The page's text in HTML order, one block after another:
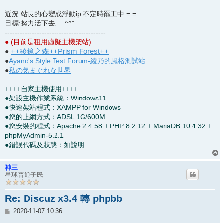
近況:站長的心變成浮動ip.不定時罷工中.= =
目標:努力活下去,....^^"
-----------------------------------------
● (目前是租用虛擬主機架站)
● ++稜鏡之森++Prism Forest++
●Ayano's Style Test Forum-綾乃的風格測試站
●私の気まぐれな世界
++++自家主機使用++++
●架設主機作業系統：Windows11
●快速架站程式：XAMPP for Windows
●您的上網方式：ADSL 1G/600M
●您安裝的程式：Apache 2.4.58 + PHP 8.2.12 + MariaDB 10.4.32 +
phpMyAdmin-5.2.1
●錯誤代碼及狀態：如說明
神三
星球普通子民
Re: Discuz x3.4 轉 phpbb
文
2020-11-07 10:36